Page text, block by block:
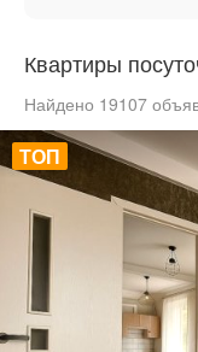
Квартиры
Найдено 19107
ТОП